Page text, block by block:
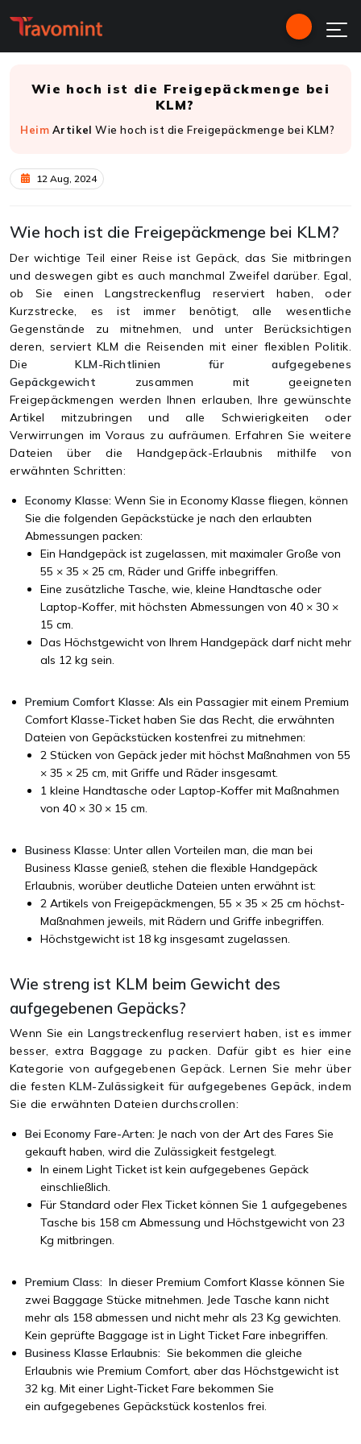
Wie hoch ist die Freigepäckmenge bei
KLM?
Heim Artikel Wie hoch ist die Freigepäckmenge bei KLM?
12 Aug, 2024
Wie hoch ist die Freigepäckmenge bei KLM?
Der wichtige Teil einer Reise ist Gepäck, das Sie mitbringen
und deswegen gibt es auch manchmal Zweifel darüber. Egal,
ob Sie einen Langstreckenflug reserviert haben, oder
Kurzstrecke, es ist immer benötigt, alle wesentliche
Gegenstände zu mitnehmen, und unter Berücksichtigen
deren, serviert KLM die Reisenden mit einer flexiblen Politik.
DieKLM-Richtlinien für aufgegebenes
Gepäckgewicht zusammen mit geeigneten
Freigepäckmengen werden Ihnen erlauben, Ihre gewünschte
Artikel mitzubringen und alle Schwierigkeiten oder
Verwirrungen im Voraus zu aufräumen. Erfahren Sie weitere
Dateien über die Handgepäck-Erlaubnis mithilfe von
erwähnten Schritten:
Economy Klasse: Wenn Sie in Economy Klasse fliegen, können
Sie die folgenden Gepäckstücke je nach den erlaubten
Abmessungen packen:
Ein Handgepäck ist zugelassen, mit maximaler Große von
55 × 35 × 25 cm, Räder und Griffe inbegriffen.
Eine zusätzliche Tasche, wie, kleine Handtasche oder
Laptop-Koffer, mit höchsten Abmessungen von 40 × 30 ×
15 cm.
Das Höchstgewicht von Ihrem Handgepäck darf nicht mehr
als 12 kg sein.
Premium Comfort Klasse: Als ein Passagier mit einem Premium
Comfort Klasse-Ticket haben Sie das Recht, die erwähnten
Dateien von Gepäckstücken kostenfrei zu mitnehmen:
2 Stücken von Gepäck jeder mit höchst Maßnahmen von 55
× 35 × 25 cm, mit Griffe und Räder insgesamt.
1 kleine Handtasche oder Laptop-Koffer mit Maßnahmen
von 40 × 30 × 15 cm.
Business Klasse: Unter allen Vorteilen man, die man bei
Business Klasse genieß, stehen die flexible Handgepäck
Erlaubnis, worüber deutliche Dateien unten erwähnt ist:
2 Artikels von Freigepäckmengen, 55 × 35 × 25 cm höchst-
Maßnahmen jeweils, mit Rädern und Griffe inbegriffen.
Höchstgewicht ist 18 kg insgesamt zugelassen.
Wie streng ist KLM beim Gewicht des
aufgegebenen Gepäcks?
Wenn Sie ein Langstreckenflug reserviert haben, ist es immer
besser, extra Baggage zu packen. Dafür gibt es hier eine
Kategorie von aufgegebenen Gepäck. Lernen Sie mehr über
die festen KLM-Zulässigkeit für aufgegebenes Gepäck, indem
Sie die erwähnten Dateien durchscrollen:
Bei Economy Fare-Arten: Je nach von der Art des Fares Sie
gekauft haben, wird die Zulässigkeit festgelegt.
In einem Light Ticket ist kein aufgegebenes Gepäck
einschließlich.
Für Standard oder Flex Ticket können Sie 1 aufgegebenes
Tasche bis 158 cm Abmessung und Höchstgewicht von 23
Kg mitbringen.
Premium Class: In dieser Premium Comfort Klasse können Sie
zwei Baggage Stücke mitnehmen. Jede Tasche kann nicht
mehr als 158 abmessen und nicht mehr als 23 Kg gewichten.
Kein geprüfte Baggage ist in Light Ticket Fare inbegriffen.
Business Klasse Erlaubnis: Sie bekommen die gleiche
Erlaubnis wie Premium Comfort, aber das Höchstgewicht ist
32 kg. Mit einer Light-Ticket Fare bekommen Sie
ein aufgegebenes Gepäckstück kostenlos frei.